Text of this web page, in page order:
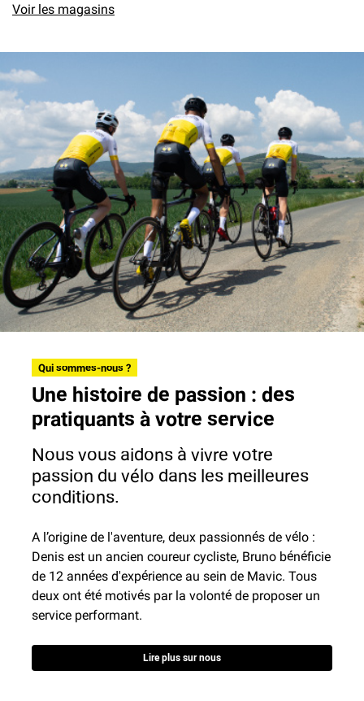
Voir les magasins
Qui sommes-nous ?
Une histoire de passion : des
pratiquants à votre service
Nous vous aidons à vivre votre
passion du vélo dans les meilleures
conditions.
A l’origine de l'aventure, deux passionnés de vélo :
Denis est un ancien coureur cycliste, Bruno bénéficie
de 12 années d'expérience au sein de Mavic. Tous
deux ont été motivés par la volonté de proposer un
service performant.
Lire plus sur nous